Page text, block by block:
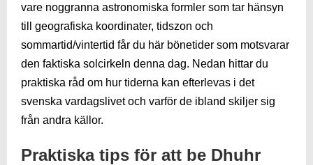
vare noggranna astronomiska formler som tar hänsyn
till geografiska koordinater, tidszon och
sommartid/vintertid får du här bönetider som motsvarar
den faktiska solcirkeln denna dag. Nedan hittar du
praktiska råd om hur tiderna kan efterlevas i det
svenska vardagslivet och varför de ibland skiljer sig
från andra källor.
Praktiska tips för att be Dhuhr